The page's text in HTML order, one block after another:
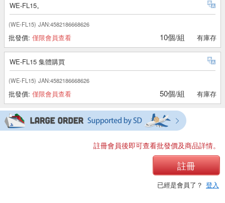
WE-FL15。
(WE-FL15) JAN:4582186668626
批發價: 僅限會員查看 10個/組 有庫存
WE-FL15 集體購買
(WE-FL15) JAN:4582186668626
批發價: 僅限會員查看 50個/組 有庫存
註冊會員後即可查看批發價及商品詳情。
註冊
已經是會員了？ 登入